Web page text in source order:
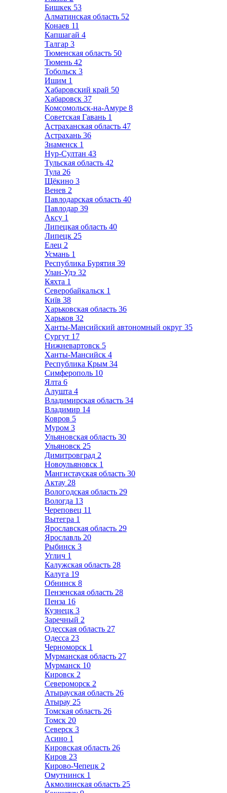
Бишкек 53
Алматинская область 52
Конаев 11
Капшагай 4
Талгар 3
Тюменская область 50
Тюмень 42
Тобольск 3
Ишим 1
Хабаровский край 50
Хабаровск 37
Комсомольск-на-Амуре 8
Советская Гавань 1
Астраханская область 47
Астрахань 36
Знаменск 1
Нур-Султан 43
Тульская область 42
Тула 26
Щёкино 3
Венев 2
Павлодарская область 40
Павлодар 39
Аксу 1
Липецкая область 40
Липецк 25
Елец 2
Усмань 1
Республика Бурятия 39
Улан-Удэ 32
Кяхта 1
Северобайкальск 1
Київ 38
Харьковская область 36
Харьков 32
Ханты-Мансийский автономный округ 35
Сургут 17
Нижневартовск 5
Ханты-Мансийск 4
Республика Крым 34
Симферополь 10
Ялта 6
Алушта 4
Владимирская область 34
Владимир 14
Ковров 5
Муром 3
Ульяновская область 30
Ульяновск 25
Димитровград 2
Новоульяновск 1
Мангистауская область 30
Актау 28
Вологодская область 29
Вологда 13
Череповец 11
Вытегра 1
Ярославская область 29
Ярославль 20
Рыбинск 3
Углич 1
Калужская область 28
Калуга 19
Обнинск 8
Пензенская область 28
Пенза 16
Кузнецк 3
Заречный 2
Одесская область 27
Одесса 23
Черноморск 1
Мурманская область 27
Мурманск 10
Кировск 2
Североморск 2
Атырауская область 26
Атырау 25
Томская область 26
Томск 20
Северск 3
Асино 1
Кировская область 26
Киров 23
Кирово-Чепецк 2
Омутнинск 1
Акмолинская область 25